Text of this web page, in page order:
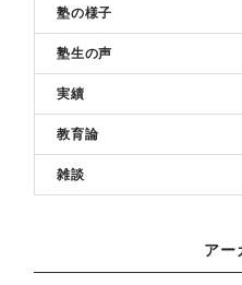
塾の様子
塾生の声
実績
教育論
雑談
アー